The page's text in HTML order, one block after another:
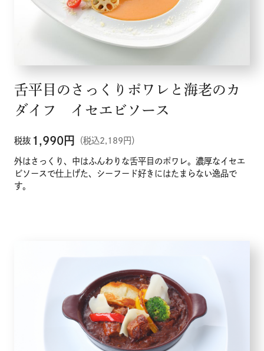
舌平目のさっくりポワレと海老のカ
ダイフ イセエビソース
税抜 1,990円 （税込2,189円）
外はさっくり、中はふんわりな舌平目のポワレ。濃厚なイセエ
ビソースで仕上げた、シーフード好きにはたまらない逸品で
す。